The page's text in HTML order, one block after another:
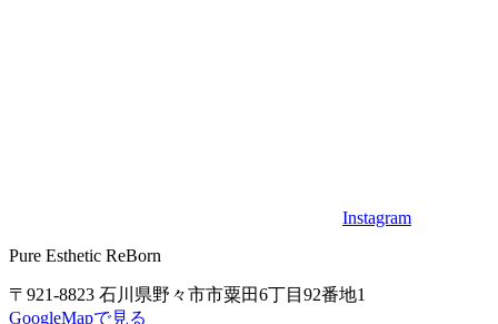
Instagram
Pure Esthetic ReBorn
〒921-8823 石川県野々市市粟田6丁目92番地1
GoogleMapで見る